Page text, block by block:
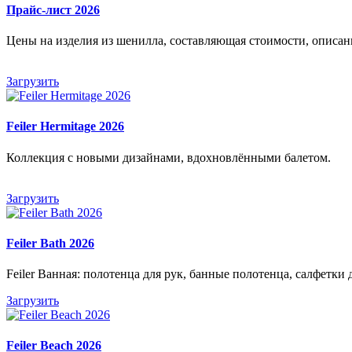
Прайс-лист 2026
Цены на изделия из шенилла, составляющая стоимости,
Загрузить
Feiler Hermitage 2026
Коллекция с новыми дизайнами, вдохновлёнными балетом.
Загрузить
Feiler Bath 2026
Feiler Ванная: полотенца для рук, банные полотенца,
Загрузить
Feiler Beach 2026